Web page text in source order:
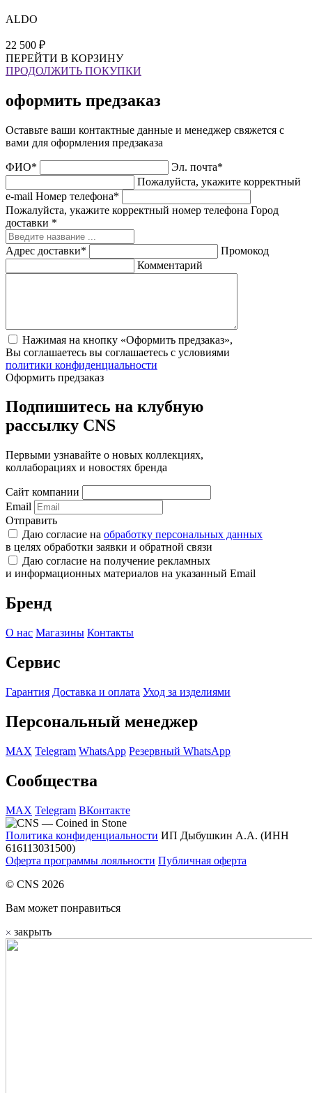
ALDO
22 500 ₽
ПЕРЕЙТИ В КОРЗИНУ
ПРОДОЛЖИТЬ ПОКУПКИ
оформить предзаказ
Оставьте ваши контактные данные и менеджер свяжется с
вами для оформления предзаказа
ФИО*
Эл. почта*
Пожалуйста, укажите корректный
e-mail Номер телефона*
Пожалуйста, укажите корректный номер телефона Город
доставки *
Адрес доставки*
Промокод
Комментарий
Нажимая на кнопку «Оформить предзаказ»,
Вы соглашаетесь вы соглашаетесь с условиями
политики конфиденциальности
Оформить предзаказ
Подпишитесь на клубную
рассылку CNS
Первыми узнавайте о новых коллекциях,
коллаборациях и новостях бренда
Сайт компании
Email
Отправить
Даю согласие на обработку персональных данных
в целях обработки заявки и обратной связи
Даю согласие на получение рекламных
и информационных материалов на указанный Email
Бренд
О нас Магазины Контакты
Сервис
Гарантия Доставка и оплата Уход за изделиями
Персональный менеджер
MAX Telegram WhatsApp Резервный WhatsApp
Сообщества
MAX Telegram ВКонтакте
Политика конфиденциальности ИП Дыбушкин А.А. (ИНН
616113031500)
Оферта программы лояльности Публичная оферта
© CNS 2026
Вам может понравиться
закрыть